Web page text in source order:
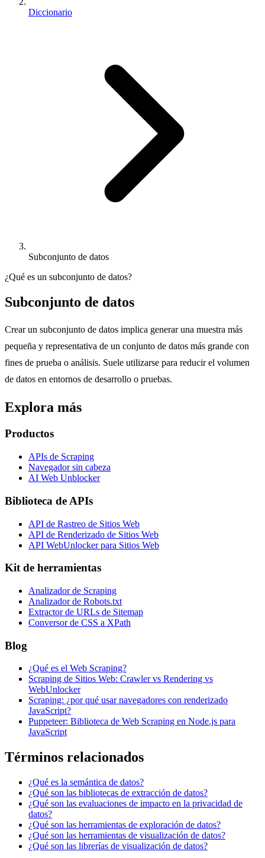
Diccionario
Subconjunto de datos
¿Qué es un subconjunto de datos?
Subconjunto de datos
Crear un subconjunto de datos implica generar una muestra más
pequeña y representativa de un conjunto de datos más grande con
fines de prueba o análisis. Suele utilizarse para reducir el volumen
de datos en entornos de desarrollo o pruebas.
Explora más
Productos
APIs de Scraping
Navegador sin cabeza
AI Web Unblocker
Biblioteca de APIs
API de Rastreo de Sitios Web
API de Renderizado de Sitios Web
API WebUnlocker para Sitios Web
Kit de herramientas
Analizador de Scraping
Analizador de Robots.txt
Extractor de URLs de Sitemap
Conversor de CSS a XPath
Blog
¿Qué es el Web Scraping?
Scraping de Sitios Web: Crawler vs Rendering vs
WebUnlocker
Scraping: ¿por qué usar navegadores con renderizado
JavaScript?
Puppeteer: Biblioteca de Web Scraping en Node.js para
JavaScript
Términos relacionados
¿Qué es la semántica de datos?
¿Qué son las bibliotecas de extracción de datos?
¿Qué son las evaluaciones de impacto en la privacidad de
datos?
¿Qué son las herramientas de exploración de datos?
¿Qué son las herramientas de visualización de datos?
¿Qué son las librerías de visualización de datos?